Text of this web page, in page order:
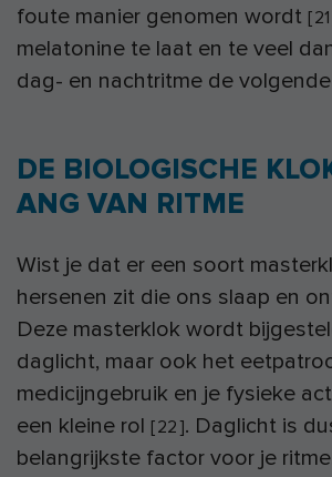
foute manier genomen wordt [21
melatonine te laat en te veel
dag- en nachtritme de
DE BIOLOGISCHE
ANG VAN RITME
Wist je dat er een soort
hersenen zit die ons slaap en
Deze masterklok wordt
daglicht, maar ook het
medicijngebruik en je fysieke
een kleine rol [22 ]. Daglicht is
belangrijkste factor voor je